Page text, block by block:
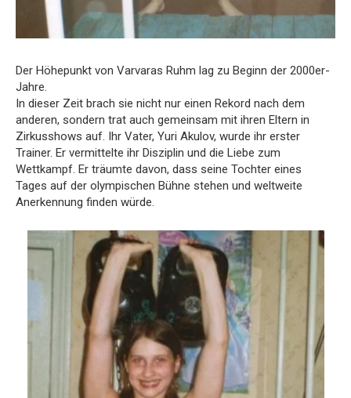
Der Höhepunkt von Varvaras Ruhm lag zu Beginn der 2000er-
Jahre.
In dieser Zeit brach sie nicht nur einen Rekord nach dem
anderen, sondern trat auch gemeinsam mit ihren Eltern in
Zirkusshows auf. Ihr Vater, Yuri Akulov, wurde ihr erster
Trainer. Er vermittelte ihr Disziplin und die Liebe zum
Wettkampf. Er träumte davon, dass seine Tochter eines
Tages auf der olympischen Bühne stehen und weltweite
Anerkennung finden würde.